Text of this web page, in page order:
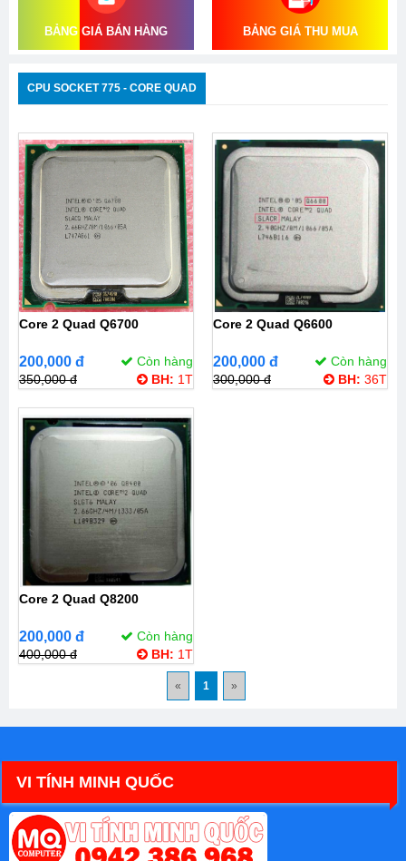
BẢNG GIÁ BÁN HÀNG BẢNG GIÁ THU MUA
CPU SOCKET 775 - CORE QUAD
Core 2 Quad Q6700
200,000 đ
Còn hàng
350,000 đ
BH: 1T
Core 2 Quad Q6600
200,000 đ
Còn hàng
300,000 đ
BH: 36T
Core 2 Quad Q8200
200,000 đ
Còn hàng
400,000 đ
BH: 1T
« 1 »
VI TÍNH MINH QUỐC